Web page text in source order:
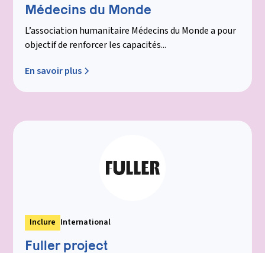
Médecins du Monde
L’association humanitaire Médecins du Monde a pour
objectif de renforcer les capacités...
En savoir plus
Inclure International
Fuller project